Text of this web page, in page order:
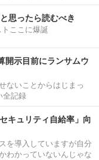
思ったら読むべき
ここに爆誕
開示目前にランサムウ
ないことからはじまっ
全記録
キュリティ自給率」向
を導入していますが自分
わかっていないんじゃな